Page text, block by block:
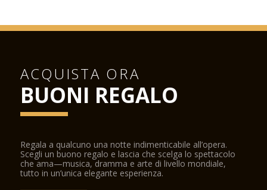
ACQUISTA ORA
BUONI REGALO
Regala a qualcuno una notte indimenticabile all’opera.
Scegli un buono regalo e lascia che scelga lo spettacolo
che ama—musica, dramma e arte di livello mondiale,
tutto in un’unica elegante esperienza.